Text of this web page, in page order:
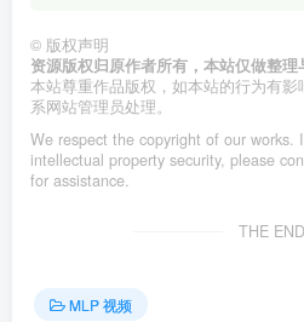
© 版权声明
资源版权归原作者所有，本站仅做整理
本站尊重作品版权，如本站的行为有
系网站管理员处理。
We respect the copyright of our works.
intellectual property security, please
for assistance.
THE END
MLP 视频